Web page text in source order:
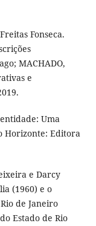
Fonseca.
MACHADO,
e
Uma
Horizonte: Editora
e Darcy
(1960) e o
de Janeiro
Estado de Rio